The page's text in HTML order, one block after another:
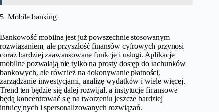
5. Mobile banking
Bankowość mobilna jest już powszechnie stosowanym
rozwiązaniem, ale przyszłość finansów cyfrowych przynosi
coraz bardziej zaawansowane funkcje i usługi. Aplikacje
mobilne pozwalają nie tylko na prosty dostęp do rachunków
bankowych, ale również na dokonywanie płatności,
zarządzanie inwestycjami, analizę wydatków i wiele więcej.
Trend ten będzie się dalej rozwijał, a instytucje finansowe
będą koncentrować się na tworzeniu jeszcze bardziej
intuicyjnych i spersonalizowanych rozwiązań.